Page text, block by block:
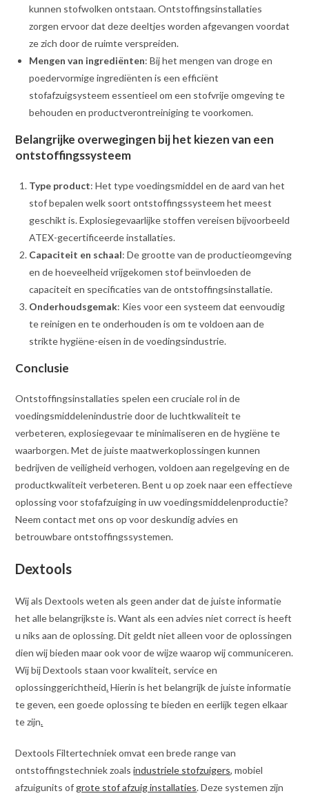
kunnen stofwolken ontstaan. Ontstoffingsinstallaties
zorgen ervoor dat deze deeltjes worden afgevangen voordat
ze zich door de ruimte verspreiden.
Mengen van ingrediënten: Bij het mengen van droge en
poedervormige ingrediënten is een efficiënt
stofafzuigsysteem essentieel om een stofvrije omgeving te
behouden en productverontreiniging te voorkomen.
Belangrijke overwegingen bij het kiezen van een
ontstoffingssysteem
Type product: Het type voedingsmiddel en de aard van het
stof bepalen welk soort ontstoffingssysteem het meest
geschikt is. Explosiegevaarlijke stoffen vereisen bijvoorbeeld
ATEX-gecertificeerde installaties.
Capaciteit en schaal: De grootte van de productieomgeving
en de hoeveelheid vrijgekomen stof beïnvloeden de
capaciteit en specificaties van de ontstoffingsinstallatie.
Onderhoudsgemak: Kies voor een systeem dat eenvoudig
te reinigen en te onderhouden is om te voldoen aan de
strikte hygiëne-eisen in de voedingsindustrie.
Conclusie
Ontstoffingsinstallaties spelen een cruciale rol in de
voedingsmiddelenindustrie door de luchtkwaliteit te
verbeteren, explosiegevaar te minimaliseren en de hygiëne te
waarborgen. Met de juiste maatwerkoplossingen kunnen
bedrijven de veiligheid verhogen, voldoen aan regelgeving en de
productkwaliteit verbeteren. Bent u op zoek naar een effectieve
oplossing voor stofafzuiging in uw voedingsmiddelenproductie?
Neem contact met ons op voor deskundig advies en
betrouwbare ontstoffingssystemen.
Dextools
Wij als Dextools weten als geen ander dat de juiste informatie
het alle belangrijkste is. Want als een advies niet correct is heeft
u niks aan de oplossing. Dit geldt niet alleen voor de oplossingen
dien wij bieden maar ook voor de wijze waarop wij communiceren.
Wij bij Dextools staan voor kwaliteit, service en
oplossinggerichtheid.Hierin is het belangrijk de juiste informatie
te geven, een goede oplossing te bieden en eerlijk tegen elkaar
te zijn.
Dextools Filtertechniek omvat een brede range van
ontstoffingstechniek zoalsindustriele stofzuigers, mobiel
afzuigunits of grote stof afzuig installaties. Deze systemen zijn